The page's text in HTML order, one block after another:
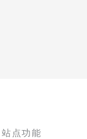
站点功能